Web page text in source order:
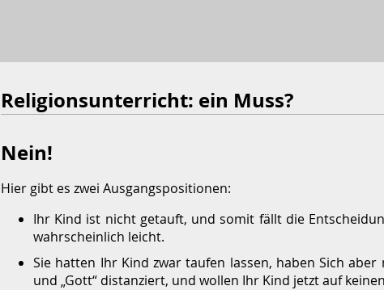
Religionsunterricht: ein Muss?
Nein!
Hier gibt es zwei Ausgangspositionen:
Ihr Kind ist nicht getauft, und somit fällt die
wahrscheinlich leicht.
Sie hatten Ihr Kind zwar taufen lassen, haben Sich
und „Gott“ distanziert, und wollen Ihr Kind jetzt auf